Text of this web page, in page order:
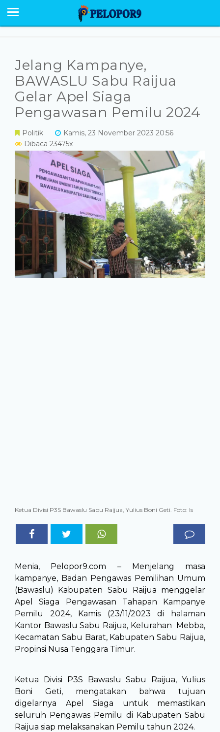
BERANDA
PESONA
EKONOMI POLITIK
OPINI
HUMANIORA
HUKUM KRIMINAL
GALERI
Jelang Kampanye,
BAWASLU Sabu Raijua
Gelar Apel Siaga
Pengawasan Pemilu 2024
Politik
Kamis, 23 November 2023 20:56
Dibaca 23475x
Ketua Divisi P3S Bawaslu Sabu Raijua, Yulius Boni Geti. Foto: Is
Menia, Pelopor9.com – Menjelang masa
kampanye, Badan Pengawas Pemilihan Umum
(Bawaslu) Kabupaten Sabu Raijua menggelar
Apel Siaga Pengawasan Tahapan Kampanye
Pemilu 2024, Kamis (23/11/2023 di halaman
Kantor Bawaslu Sabu Raijua, Kelurahan Mebba,
Kecamatan Sabu Barat, Kabupaten Sabu Raijua,
Propinsi Nusa Tenggara Timur.
Ketua Divisi P3S Bawaslu Sabu Raijua, Yulius
Boni Geti, mengatakan bahwa tujuan
digelarnya Apel Siaga untuk memastikan
seluruh Pengawas Pemilu di Kabupaten Sabu
Raijua siap melaksanakan Pemilu tahun 2024.